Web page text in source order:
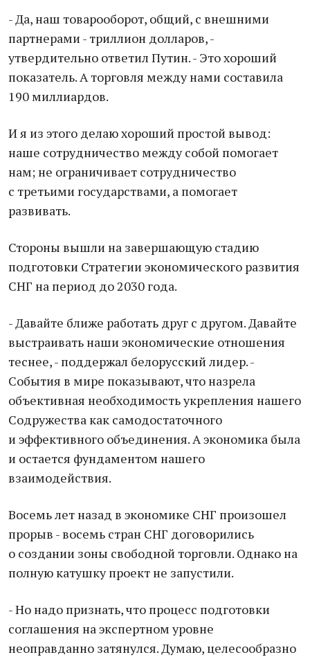
- Да, наш товарооборот, общий, с внешними
партнерами - триллион долларов, -
утвердительно ответил Путин. - Это хороший
показатель. А торговля между нами составила
190 миллиардов.
И я из этого делаю хороший простой вывод:
наше сотрудничество между собой помогает
нам; не ограничивает сотрудничество
с третьими государствами, а помогает
развивать.
Стороны вышли на завершающую стадию
подготовки Стратегии экономического развития
СНГ на период до 2030 года.
- Давайте ближе работать друг с другом. Давайте
выстраивать наши экономические отношения
теснее, - поддержал белорусский лидер. -
События в мире показывают, что назрела
объективная необходимость укрепления нашего
Содружества как самодостаточного
и эффективного объединения. А экономика была
и остается фундаментом нашего
взаимодействия.
Восемь лет назад в экономике СНГ произошел
прорыв - восемь стран СНГ договорились
о создании зоны свободной торговли. Однако на
полную катушку проект не запустили.
- Но надо признать, что процесс подготовки
соглашения на экспертном уровне
неоправданно затянулся. Думаю, целесообразно